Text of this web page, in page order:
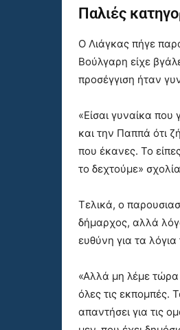
Παλιές
Ο Λιάγκας πήγε
Βούλγαρη είχε
προσέγγιση ήταν
«Είσαι γυναίκα
και την Παππά ότι
που έκανες. Το
το δεχτούμε»
Τελικά, ο
δήμαρχος, αλλά
ευθύνη για τα λόγια
«Αλλά μη λέμε
όλες τις εκπομπές.
απαντήσει για τις